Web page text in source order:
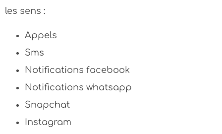
les sens :
Appels
Sms
Notifications facebook
Notifications whatsapp
Snapchat
Instagram